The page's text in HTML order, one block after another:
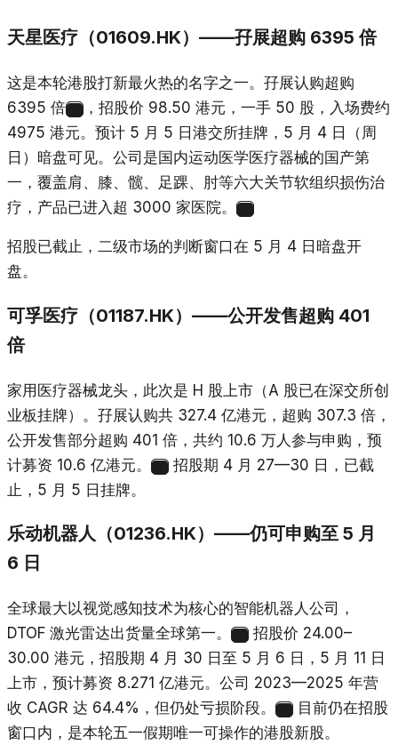
天星医疗（01609.HK）——孖展超购 6395 倍
这是本轮港股打新最火热的名字之一。孖展认购超购
6395 倍
，招股价 98.50 港元，一手 50 股，入场费约
4975 港元。预计 5 月 5 日港交所挂牌，5 月 4 日（周
日）暗盘可见。公司是国内运动医学医疗器械的国产第
一，覆盖肩、膝、髋、足踝、肘等六大关节软组织损伤治
疗，产品已进入超 3000 家医院。
招股已截止，二级市场的判断窗口在 5 月 4 日暗盘开
盘。
可孚医疗（01187.HK）——公开发售超购 401
倍
家用医疗器械龙头，此次是 H 股上市（A 股已在深交所创
业板挂牌）。孖展认购共 327.4 亿港元，超购 307.3 倍，
公开发售部分超购 401 倍，共约 10.6 万人参与申购，预
计募资 10.6 亿港元。
招股期 4 月 27—30 日，已截
止，5 月 5 日挂牌。
乐动机器人（01236.HK）——仍可申购至 5 月
6 日
全球最大以视觉感知技术为核心的智能机器人公司，
DTOF 激光雷达出货量全球第一。
招股价 24.00–
30.00 港元，招股期 4 月 30 日至 5 月 6 日，5 月 11 日
上市，预计募资 8.271 亿港元。公司 2023—2025 年营
收 CAGR 达 64.4%，但仍处亏损阶段。
目前仍在招股
窗口内，是本轮五一假期唯一可操作的港股新股。